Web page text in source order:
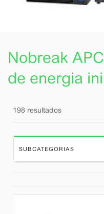
Nobreak
de energia
198 resultados
SUBCATEGORIAS